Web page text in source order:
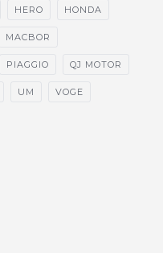
HERO HONDA
MACBOR
PIAGGIO QJ MOTOR
UM VOGE